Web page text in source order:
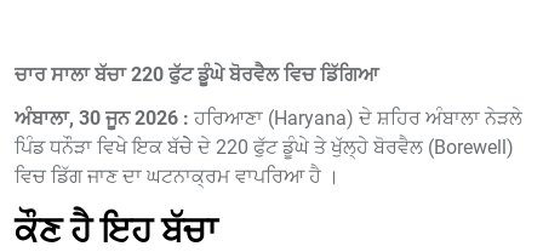
ਚਾਰ ਸਾਲਾ ਬੱਚਾ 220 ਫੁੱਟ ਡੂੰਘੇ ਬੋਰਵੈਲ ਵਿਚ ਡਿੱਗਿਆ
ਅੰਬਾਲਾ, 30 ਜੂਨ 2026 : ਹਰਿਆਣਾ (Haryana) ਦੇ ਸ਼ਹਿਰ ਅੰਬਾਲਾ ਨੇੜਲੇ
ਪਿੰਡ ਧਨੌੜਾ ਵਿਖੇ ਇਕ ਬੱਚੇੇ ਦੇ 220 ਫੁੱਟ ਡੂੰਘੇ ਤੇ ਖੁੱਲ੍ਹੇ ਬੋਰਵੈਲ (Borewell)
ਵਿਚ ਡਿੱਗ ਜਾਣ ਦਾ ਘਟਨਾਕ੍ਰਮ ਵਾਪਰਿਆ ਹੈ ।
ਕੌਣ ਹੈ ਇਹ ਬੱਚਾ